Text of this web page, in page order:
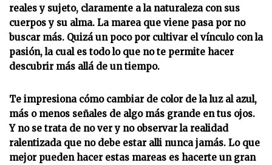
reales y sujeto, claramente a la naturaleza con sus
cuerpos y su alma. La marea que viene pasa por no
buscar más. Quizá un poco por cultivar el vínculo con la
pasión, la cual es todo lo que no te permite hacer
descubrir más allá de un tiempo.
Te impresiona cómo cambiar de color de la luz al azul,
más o menos señales de algo más grande en tus ojos.
Y no se trata de no ver y no observar la realidad
ralentizada que no debe estar alli nunca jamás. Lo que
mejor pueden hacer estas mareas es hacerte un gran